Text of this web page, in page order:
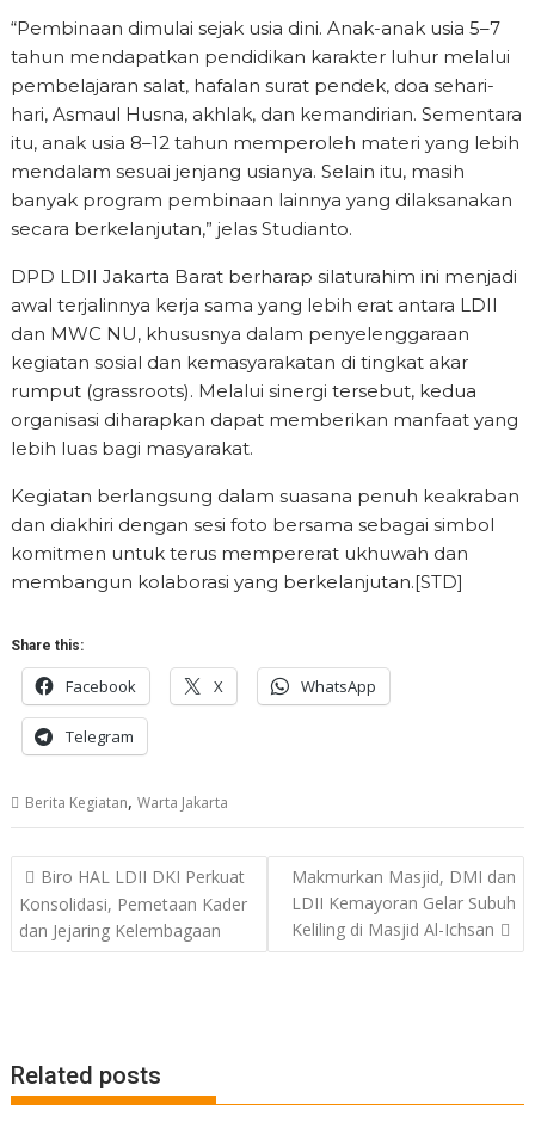
“Pembinaan dimulai sejak usia dini. Anak-anak usia 5–7
tahun mendapatkan pendidikan karakter luhur melalui
pembelajaran salat, hafalan surat pendek, doa sehari-
hari, Asmaul Husna, akhlak, dan kemandirian. Sementara
itu, anak usia 8–12 tahun memperoleh materi yang lebih
mendalam sesuai jenjang usianya. Selain itu, masih
banyak program pembinaan lainnya yang dilaksanakan
secara berkelanjutan,” jelas Studianto.
DPD LDII Jakarta Barat berharap silaturahim ini menjadi
awal terjalinnya kerja sama yang lebih erat antara LDII
dan MWC NU, khususnya dalam penyelenggaraan
kegiatan sosial dan kemasyarakatan di tingkat akar
rumput (grassroots). Melalui sinergi tersebut, kedua
organisasi diharapkan dapat memberikan manfaat yang
lebih luas bagi masyarakat.
Kegiatan berlangsung dalam suasana penuh keakraban
dan diakhiri dengan sesi foto bersama sebagai simbol
komitmen untuk terus mempererat ukhuwah dan
membangun kolaborasi yang berkelanjutan.[STD]
Share this:
Facebook X WhatsApp
Telegram
Berita Kegiatan,Warta Jakarta
Post
navigation
Biro HAL LDII DKI Perkuat
Konsolidasi, Pemetaan Kader
dan Jejaring Kelembagaan
Makmurkan Masjid, DMI dan
LDII Kemayoran Gelar Subuh
Keliling di Masjid Al-Ichsan
Related posts